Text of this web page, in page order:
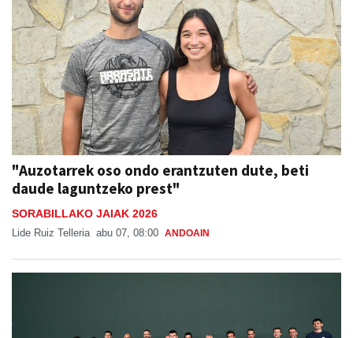
"Auzotarrek oso ondo erantzuten dute, beti
daude laguntzeko prest"
SORABILLAKO JAIAK 2026
Lide Ruiz Telleria abu 07, 08:00 ANDOAIN